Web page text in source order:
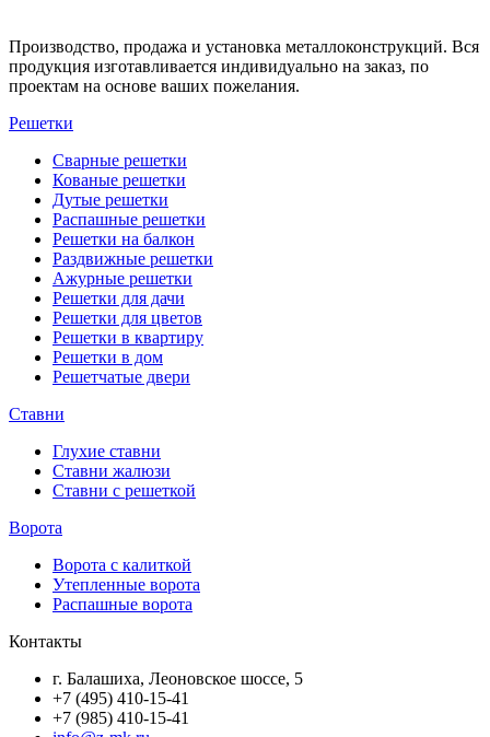
Производство, продажа и установка металлоконструкций. Вся
продукция изготавливается индивидуально на заказ, по
проектам на основе ваших пожелания.
Решетки
Сварные решетки
Кованые решетки
Дутые решетки
Распашные решетки
Решетки на балкон
Раздвижные решетки
Ажурные решетки
Решетки для дачи
Решетки для цветов
Решетки в квартиру
Решетки в дом
Решетчатые двери
Ставни
Глухие ставни
Ставни жалюзи
Ставни с решеткой
Ворота
Ворота с калиткой
Утепленные ворота
Распашные ворота
Контакты
г. Балашиха, Леоновское шоссе, 5
+7 (495) 410-15-41
+7 (985) 410-15-41